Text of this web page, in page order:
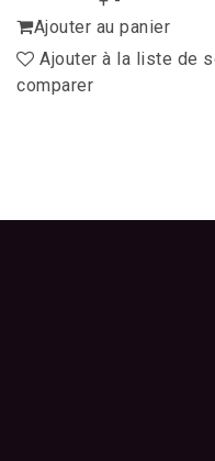
Ajouter au panier
Ajouter à la liste de
comparer